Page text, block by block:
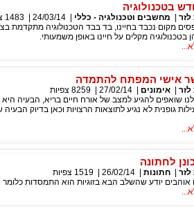
בטכנולוגיה
לזר מחשבים וטכנולגיה - כללי 24/03/14
1483
מקום נכבד בחיינו, בד בבד הטכנולוגיה מתקדמת
בטכנולוגיה מקלים על חיינו באופן משמעותי.
אישי המפתח להתמדה
לזר אימונים 27/02/14
8259 צפיות
שואפים להגיע למצב של אורח חיים בריא, הבעיה
גופנית לא נגיע לתוצאות הרצויות וכאן בדיוק
לחתונה
לזר חתונות 26/02/14
1519 צפיות
אוהבים יודע שהשלב הבא בזוגיות הוא התמסדות